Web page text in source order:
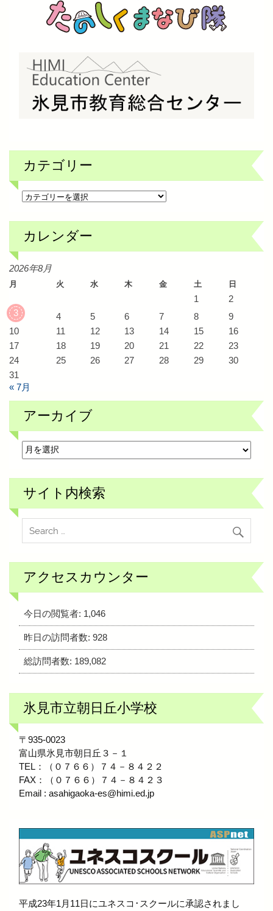
カテゴリー
カ
テ
リ
ー
カレンダー
2026年8月
月 火 水 木 金 土 日
1
2
3
4 5 6 7 8
9
10
11 12 13 14 15
16
17
18 19 20 21 22
23
24
25 26 27 28 29
30
31
« 7月
アーカイブ
ブ
サイト内検索
アクセスカウンター
今日の閲覧者: 1,046
昨日の訪問者数:928
総訪問者数: 189,082
氷見市立朝日丘小学校
〒935-0023
富山県氷見市朝日丘３－１
TEL：（０７６６）７４－８４２２
FAX：（０７６６）７４－８４２３
Email : asahigaoka-es@himi.ed.jp
平成23年1月11日にユネスコ･スクールに承認されまし